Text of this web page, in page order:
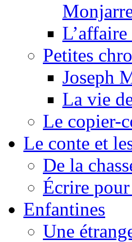
Petites
Joseph
La vie
Le copier-
Le conte et
De la
Écrire
Enfantines
Une